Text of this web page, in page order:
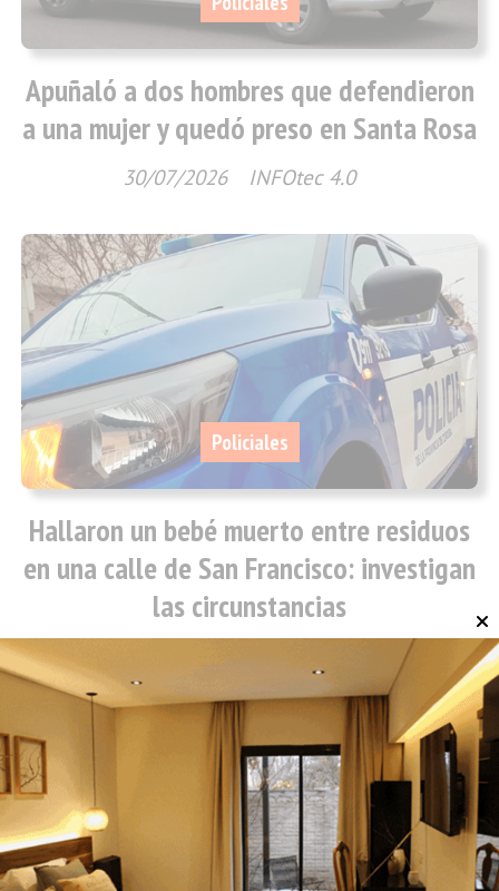
Apuñaló a dos hombres que defendieron
a una mujer y quedó preso en Santa Rosa
INFOtec 4.0
30/07/2026
Hallaron un bebé muerto entre residuos
en una calle de San Francisco: investigan
las circunstancias
Policiales